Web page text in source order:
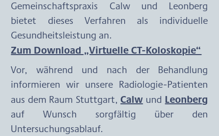
Gemeinschaftspraxis Calw und Leonberg
bietet dieses Verfahren als individuelle
Gesundheitsleistung an.
Zum Download „Virtuelle CT-Koloskopie“
Vor, während und nach der Behandlung
informieren wir unsere Radiologie-Patienten
aus dem Raum Stuttgart, Calw und Leonberg
auf Wunsch sorgfältig über den
Untersuchungsablauf.